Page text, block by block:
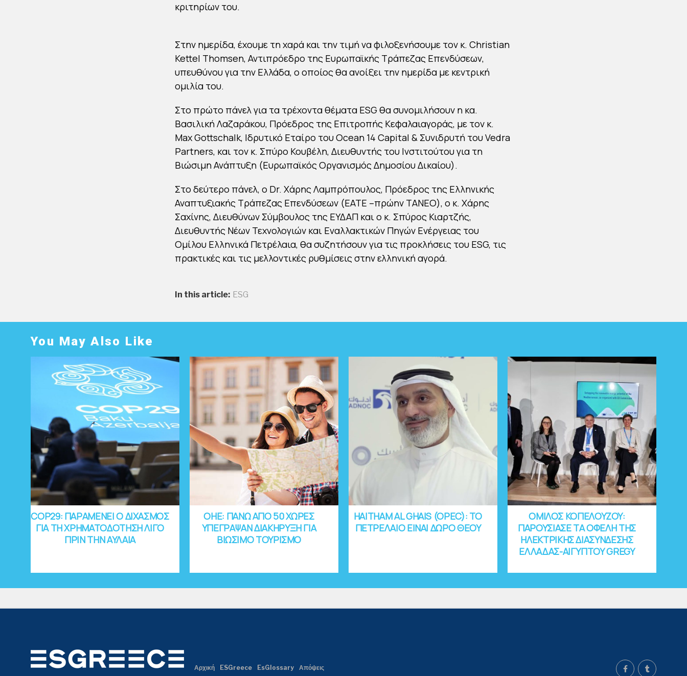
κριτηρίων του.
Στην ημερίδα, έχουμε τη χαρά και την τιμή να φιλοξενήσουμε τον κ. Christian
Kettel Thomsen, Αντιπρόεδρο της Ευρωπαϊκής Τράπεζας Επενδύσεων,
υπευθύνου για την Ελλάδα, ο οποίος θα ανοίξει την ημερίδα με κεντρική
ομιλία του.
Στο πρώτο πάνελ για τα τρέχοντα θέματα ESG θα συνομιλήσουν η κα.
Βασιλική Λαζαράκου, Πρόεδρος της Επιτροπής Κεφαλαιαγοράς, με τον κ.
Max Gottschalk, Ιδρυτικό Εταίρο του Ocean 14 Capital & Συνιδρυτή του Vedra
Partners, και τον κ. Σπύρο Κουβέλη, Διευθυντής του Ινστιτούτου για τη
Βιώσιμη Ανάπτυξη (Ευρωπαϊκός Οργανισμός Δημοσίου Δικαίου).
Στο δεύτερο πάνελ, ο Dr. Χάρης Λαμπρόπουλος, Πρόεδρος της Ελληνικής
Αναπτυξιακής Τράπεζας Επενδύσεων (ΕΑΤΕ –πρώην ΤΑΝΕΟ), ο κ. Χάρης
Σαχίνης, Διευθύνων Σύμβουλος της ΕΥΔΑΠ και ο κ. Σπύρος Κιαρτζής,
Διευθυντής Νέων Τεχνολογιών και Εναλλακτικών Πηγών Ενέργειας του
Ομίλου Ελληνικά Πετρέλαια, θα συζητήσουν για τις προκλήσεις του ESG, τις
πρακτικές και τις μελλοντικές ρυθμίσεις στην ελληνική αγορά.
In this article: ESG
You May Also Like
COP29: ΠΑΡΑΜΕΝΕΙ Ο ΔΙΧΑΣΜΟΣ
ΓΙΑ ΤΗ ΧΡΗΜΑΤΟΔΟΤΗΣΗ ΛΙΓΟ
ΠΡΙΝ ΤΗΝ ΑΥΛΑΙΑ
OHE: ΠΑΝΩ ΑΠΟ 50 ΧΩΡΕΣ
ΥΠΕΓΡΑΨΑΝ ΔΙΑΚΗΡΥΞΗ ΓΙΑ
ΒΙΩΣΙΜΟ ΤΟΥΡΙΣΜΟ
HAITHAM AL GHAIS (OPEC): ΤΟ
ΠΕΤΡΕΛΑΙΟ ΕΙΝΑΙ ΔΩΡΟ ΘΕΟΥ
ΟΜΙΛΟΣ ΚΟΠΕΛΟΥΖΟΥ:
ΠΑΡΟΥΣΙΑΣΕ ΤΑ ΟΦΕΛΗ ΤΗΣ
ΗΛΕΚΤΡΙΚΗΣ ΔΙΑΣΥΝΔΕΣΗΣ
ΕΛΛΑΔΑΣ-ΑΙΓΥΠΤΟΥ GREGY
Αρχική ESGreece EsGlossary Απόψεις